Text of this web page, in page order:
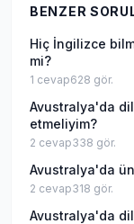
BENZER
Hiç İngilizce
mi?
1 cevap628 gör.
Avustralya'da
etmeliyim?
2 cevap338 gör.
Avustralya'da
2 cevap318 gör.
Avustralya'da